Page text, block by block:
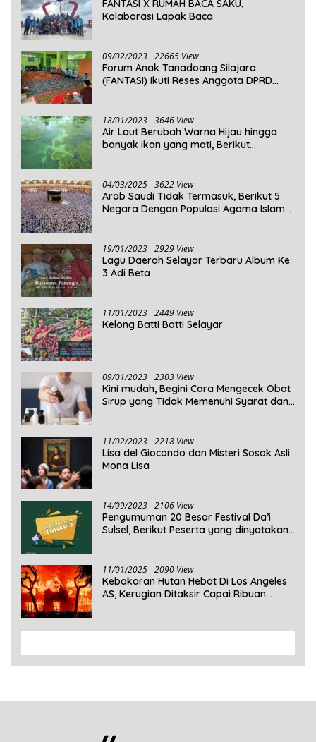
FANTASI X RUMAH BACA SAKU,
Kolaborasi Lapak Baca
09/02/2023 22665 View
Forum Anak Tanadoang Silajara
(FANTASI) Ikuti Reses Anggota DPRD
18/01/2023 3646 View
Air Laut Berubah Warna Hijau hingga
banyak ikan yang mati, Berikut
04/03/2025 3622 View
Arab Saudi Tidak Termasuk, Berikut 5
Negara Dengan Populasi Agama Islam
19/01/2023 2929 View
Lagu Daerah Selayar Terbaru Album Ke
3 Adi Beta
11/01/2023 2449 View
Kelong Batti Batti Selayar
09/01/2023 2303 View
Kini mudah, Begini Cara Mengecek Obat
Sirup yang Tidak Memenuhi Syarat dan
11/02/2023 2218 View
Lisa del Giocondo dan Misteri Sosok Asli
Mona Lisa
14/09/2023 2106 View
Pengumuman 20 Besar Festival Da’i
Sulsel, Berikut Peserta yang dinyatakan
11/01/2025 2090 View
Kebakaran Hutan Hebat Di Los Angeles
AS, Kerugian Ditaksir Capai Ribuan